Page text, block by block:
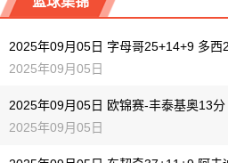
2025年09月05日
2025年09月05日